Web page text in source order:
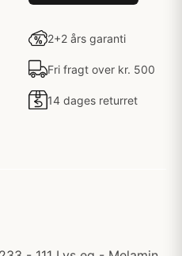
2+2 års garanti
Fri fragt over kr. 500
14 dages returret